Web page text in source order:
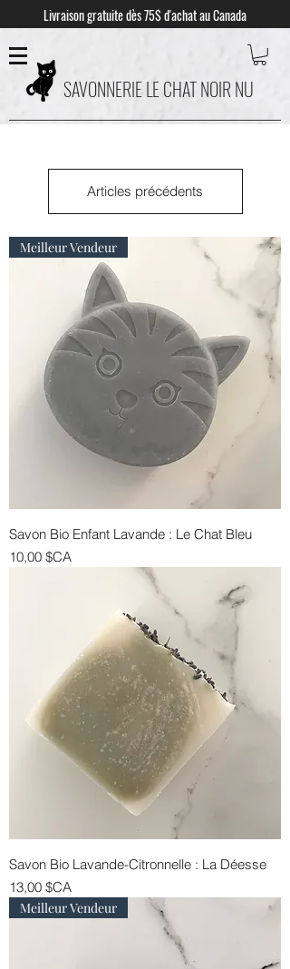
Livraison gratuite dès 75$ d'achat au Canada
SAVONNERIE LE CHAT NOIR NU
Articles précédents
Meilleur Vendeur
Savon Bio Enfant Lavande : Le Chat Bleu
Prix
10,00 $CA
Savon Bio Lavande-Citronnelle : La Déesse
Prix
13,00 $CA
Meilleur Vendeur